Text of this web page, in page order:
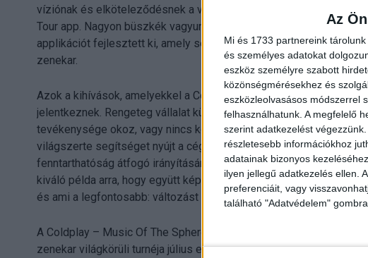
Az
Mi és 1733 partnereink
és személyes adatokat
eszköz személyre szabott
közönségmérésekhez és
eszközleolvasásos módszerrel
felhasználhatunk. A megfelelő
szerint adatkezelést
részletesebb információkhoz
adatainak bizonyos
ilyen jellegű adatkezelés ellen.
preferenciáit, vagy
található "Adatvédelem"
víziónak és elköteleződésnek a valóra váltásában nagy szerepet
Tour app. Nagyon büszkék vagyunk az SAP-val folytatott
applikációt fejlesztett ki, amely segít rajongóinknak
zenekar.
Azok a kihívások, amelyekkel a Coldplay szembenéz a közönség
jelentkeznek. Rengeteg vállalat küzd az olyan széndioxid-
tevékenysége okoz, vagy nincs közvetlen befolyása rájuk – ezek
világszerte segítséget nyújt a cégeknek, hogy intelligensen
fenntarthatóság átfogó irányításának képessége révén. A
kiváló példa arra, hogy együtt képesek vagyunk felhívni a
és ami a legfontosabb: változást elérni a környezet védelme
A Coldplay – Music Of The Spheres World Tour app az iOS és
zenekar világkörüli turnéja július elején éri el Európát, ahol